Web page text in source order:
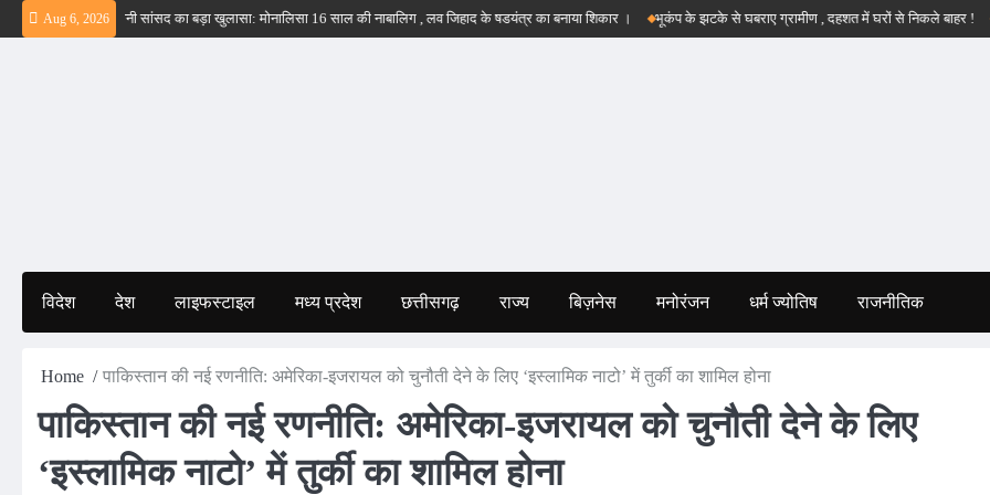
Skip
to
Aug 6, 2026
बड़वानी सांसद का बड़ा खुलासा: मोनालिसा 16 साल की नाबालिग , लव जिहाद के षडयंत्र का बनाया शिकार । भूकंप के झटके से घबराए ग्रामीण , दहशत में घरों से निकले बाहर !
विदेश देश लाइफस्टाइल मध्य प्रदेश छत्तीसगढ़ राज्य बिज़नेस मनोरंजन धर्म ज्योतिष राजनीतिक
Home पाकिस्तान की नई रणनीति: अमेरिका-इजरायल को चुनौती देने के लिए ‘इस्लामिक नाटो’ में तुर्की का शामिल होना
पाकिस्तान की नई रणनीति: अमेरिका-इजरायल को चुनौती देने के लिए
‘इस्लामिक नाटो’ में तुर्की का शामिल होना